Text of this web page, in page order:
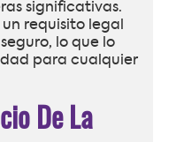
significativas.
un requisito legal
lo que lo
para cualquier
De La